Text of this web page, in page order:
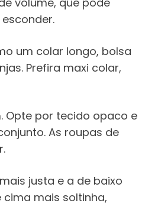
um colar longo, bolsa
Prefira maxi colar,
Opte por tecido opaco e
As roupas de
justa e a de baixo
mais soltinha,